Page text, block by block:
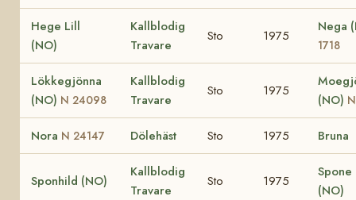
Hege Lill
(NO)
Kallblodig
Travare
Sto 1975
Nega
1718
Lökkegjönna
(NO) N 24098
Kallblodig
Travare
Sto 1975
(NO)
Nora N 24147 Dölehäst Sto 1975 Bruna
Sponhild (NO)
Kallblodig
Travare
Sto 1975
Spone
(NO)